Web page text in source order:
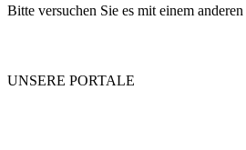
Bitte versuchen Sie es mit einem anderen
UNSERE PORTALE